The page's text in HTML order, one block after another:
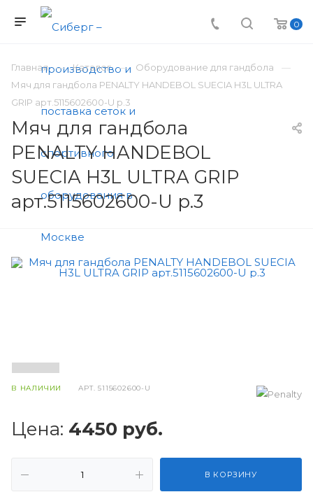
0
Главная Каталог
Оборудование для гандбола
Мяч для гандбола PENALTY HANDEBOL SUECIA H3L ULTRA
GRIP арт.5115602600-U р.3
Мяч для гандбола
PENALTY HANDEBOL
SUECIA H3L ULTRA GRIP
арт.5115602600-U р.3
В НАЛИЧИИ АРТ.5115602600-U
Цена: 4450 руб.
В КОРЗИНУ